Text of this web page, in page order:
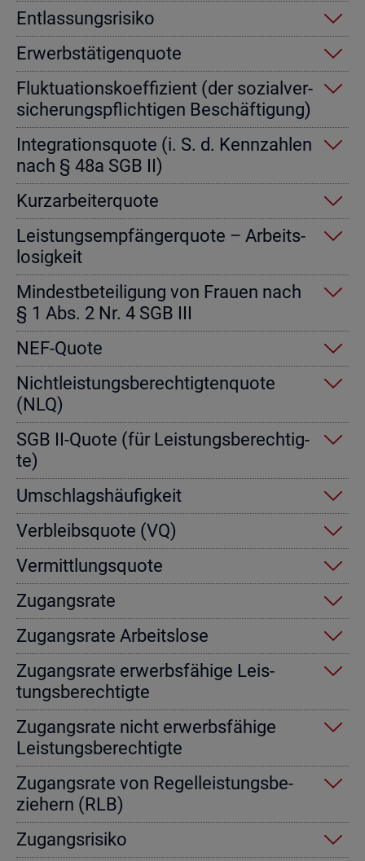
Ent­las­sungs­ri­si­ko
Er­werbs­tä­ti­gen­quo­te
Fluk­tua­ti­ons­ko­ef­fi­zi­ent (der so­zi­al­ver­
si­che­rungs­pflich­ti­gen Be­schäf­ti­gung)
In­te­gra­ti­ons­quo­te (i. S. d. Kenn­zah­len
nach § 48a SGB II)
Kurz­ar­bei­ter­quo­te
Leis­tungs­emp­fän­ger­quo­te – Ar­beits­
lo­sig­keit
Min­dest­be­tei­li­gung von Frau­en nach
§ 1 Abs. 2 Nr. 4 SGB III
NEF-Quote
Nicht­leis­tungs­be­rech­tig­ten­quo­te
(NLQ)
SGB II-Quote (für Leis­tungs­be­rech­tig­
te)
Um­schlags­häu­fig­keit
Ver­bleibs­quo­te (VQ)
Ver­mitt­lungs­quo­te
Zu­gangs­ra­te
Zu­gangs­ra­te Ar­beits­lo­se
Zu­gangs­ra­te er­werbs­fä­hi­ge Leis­
tungs­be­rech­tig­te
Zu­gangs­ra­te nicht er­werbs­fä­hi­ge
Leis­tungs­be­rech­tig­te
Zu­gangs­ra­te von Re­gel­leis­tungs­be­
zie­hern (RLB)
Zu­gangs­ri­si­ko